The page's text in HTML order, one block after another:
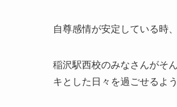
自尊感情が安定している時
稲沢駅西校のみなさんがそ
キとした日々を過ごせるよ